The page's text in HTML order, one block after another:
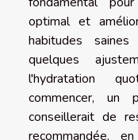
optimal et
habitudes
quelques
l'hydratation
commencer, un
conseillerait de
recommandée,